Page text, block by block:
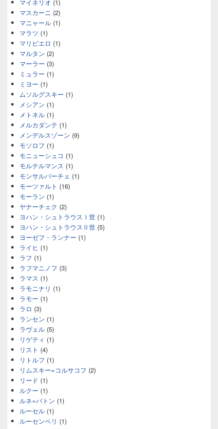
マイネリオ (1)
マスカーニ (2)
マニャール (1)
マラツ (1)
マリピエロ (1)
マルタン (2)
マーラー (3)
ミュラー (1)
ミヨー (1)
ムソルグスキー (1)
メシアン (1)
メトネル (1)
メルカダンテ (1)
メンデルスゾーン (9)
モソロフ (1)
モニューシュコ (1)
モルテルマンス (1)
モンサルバーチェ (1)
モーツァルト (16)
モーラン (1)
ヤナーチェク (2)
ヨハン・シュトラウスⅠ世 (1)
ヨハン・シュトラウスⅡ世 (5)
ヨーゼフ・ランナー (1)
ライヒ (1)
ラフ (1)
ラフマニノフ (3)
ラマス (1)
ラモニナリ (1)
ラモー (1)
ラロ (3)
ランセン (1)
ラヴェル (5)
リゲティ (1)
リスト (4)
リトルフ (1)
リムスキー=コルサコフ (2)
リード (1)
ルクー (1)
ルネ=バトン (1)
ルーセル (1)
ルーセンベリ (1)